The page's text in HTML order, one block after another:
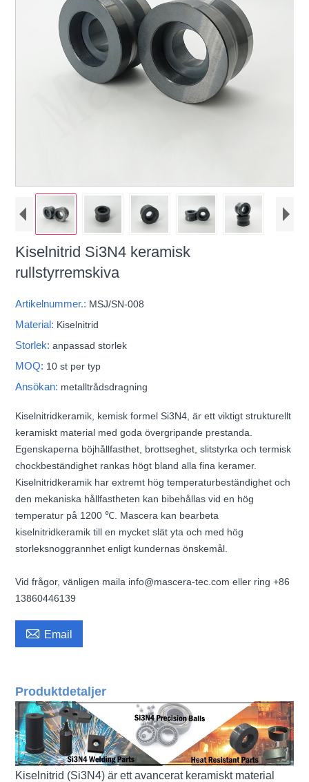
Kiselnitrid Si3N4 keramisk
rullstyrremskiva
Artikelnummer.: MSJ/SN-008
Material: Kiselnitrid
Storlek:anpassad storlek
MOQ: 10 st per typ
Ansökan: metalltrådsdragning
Kiselnitridkeramik, kemisk formel Si3N4, är ett viktigt strukturellt
keramiskt material med goda övergripande prestanda.
Egenskaperna böjhållfasthet, brottseghet, slitstyrka och termisk
chockbeständighet rankas högt bland alla fina keramer.
Kiselnitridkeramik har extremt hög temperaturbeständighet och
den mekaniska hållfastheten kan bibehållas vid en hög
temperatur på 1200 ℃. Mascera kan bearbeta
kiselnitridkeramik till en mycket slät yta och med hög
storleksnoggrannhet enligt kundernas önskemål.
Vid frågor, vänligen maila info@mascera-tec.com eller ring +86
13860446139
 Email
Produktdetaljer
Kiselnitrid (Si3N4) är ett avancerat keramiskt material